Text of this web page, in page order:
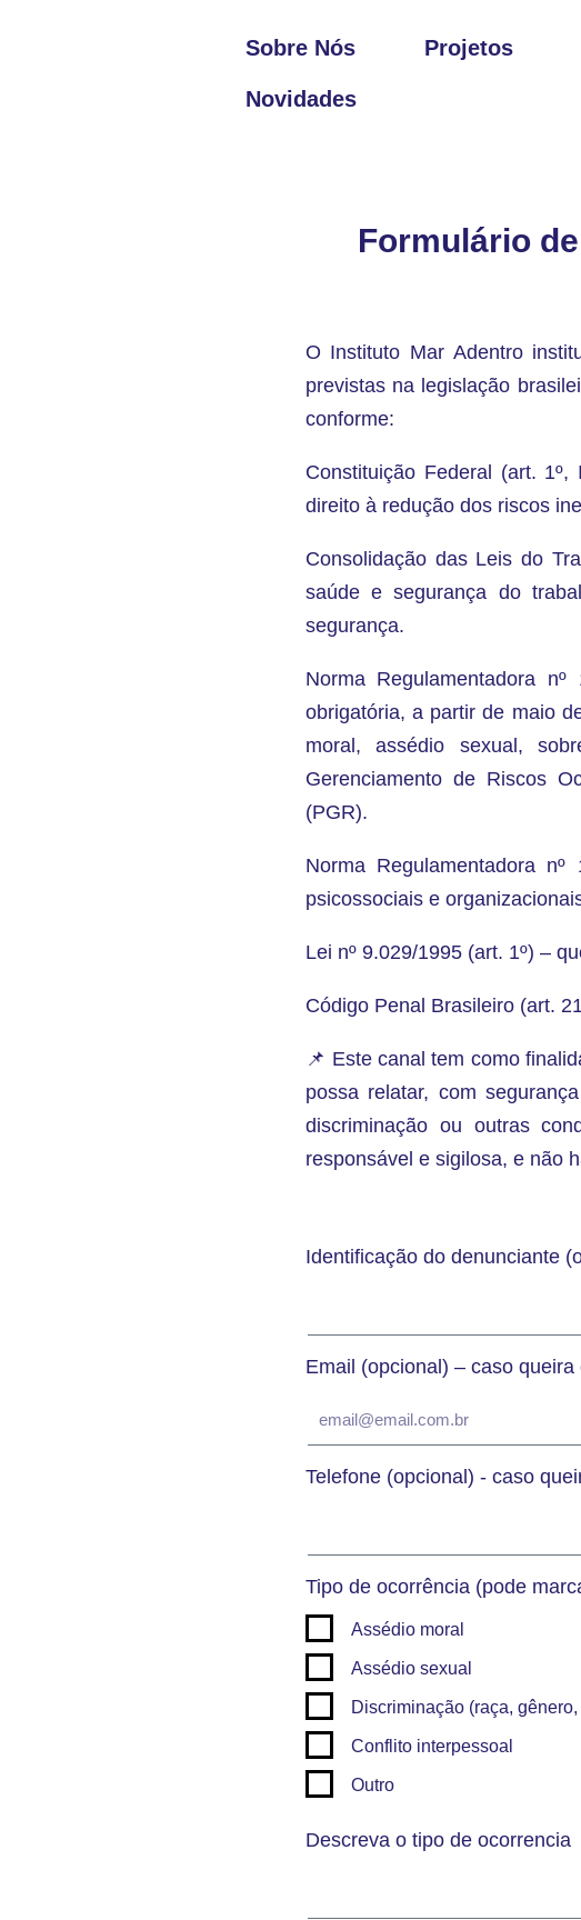
Sobre Nós Projetos
Novidades
Formulário
O Instituto Mar Adentro
previstas na legislação
conforme:
Constituição Federal (art.
direito à redução dos riscos
Consolidação das Leis do
saúde e segurança do
segurança.
Norma Regulamentadora
obrigatória, a partir de maio
moral, assédio sexual,
Gerenciamento de Riscos
(PGR).
Norma Regulamentadora
psicossociais e
Lei nº 9.029/1995 (art. 1º) –
Código Penal Brasileiro (art.
📌 Este canal tem como
possa relatar, com
discriminação ou outras
responsável e sigilosa, e não
Identificação do denunciante
Email (opcional) – caso
Telefone (opcional) - caso
Tipo de ocorrência (pode
Assédio moral
Assédio sexual
Discriminação (raça,
Conflito interpessoal
Outro
Descreva o tipo de ocorrencia